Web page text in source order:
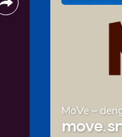
MoVe –